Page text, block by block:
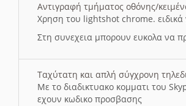
Αντιγραφή τμήματος οθόνης/
Χρηση του lightshot chrome. ειδικά
Στη συνεχεια μπορουν ευκολα να
Ταχύτατη και απλή σύγχρονη
Με το διαδικτυακο κομματι του
εχουν κωδικο προσβασης